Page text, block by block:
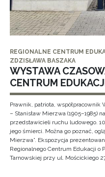
REGIONALNE CENTRUM
ZDZISŁAWA BASZAKA
WYSTAWA
CENTRUM
Prawnik, patriota, współpracownik
– Stanisław Mierzwa (1905–1985)
przedstawicieli ruchu ludowego.
jego śmierci. Można go poznać,
Mierzwa”. Ekspozycja
Regionalnego Centrum Edukacji
Tarnowskiej przy ul. Mościckiego